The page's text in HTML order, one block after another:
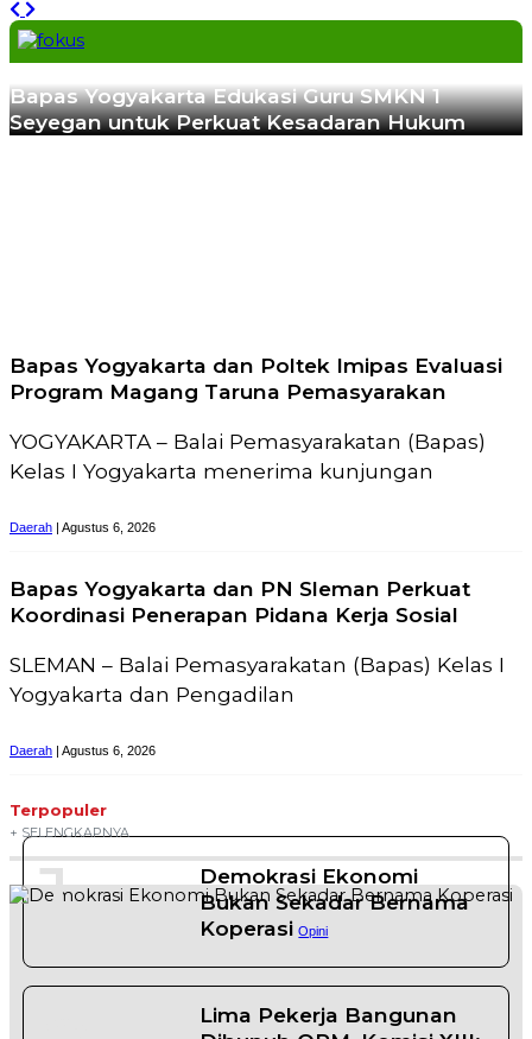
Previous
Next
Bapas Yogyakarta Edukasi Guru SMKN 1
Seyegan untuk Perkuat Kesadaran Hukum
Bapas Yogyakarta dan Poltek Imipas Evaluasi
Program Magang Taruna Pemasyarakan
YOGYAKARTA – Balai Pemasyarakatan (Bapas)
Kelas I Yogyakarta menerima kunjungan
Daerah | Agustus 6, 2026
Bapas Yogyakarta dan PN Sleman Perkuat
Koordinasi Penerapan Pidana Kerja Sosial
SLEMAN – Balai Pemasyarakatan (Bapas) Kelas I
Yogyakarta dan Pengadilan
Daerah | Agustus 6, 2026
Terpopuler
+ SELENGKAPNYA
1
Demokrasi Ekonomi
Bukan Sekadar Bernama
Koperasi Opini
Lima Pekerja Bangunan